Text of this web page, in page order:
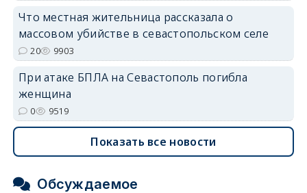
Что местная жительница рассказала о
массовом убийстве в севастопольском селе
20 9903
При атаке БПЛА на Севастополь погибла
женщина
0 9519
Показать все новости
Обсуждаемое